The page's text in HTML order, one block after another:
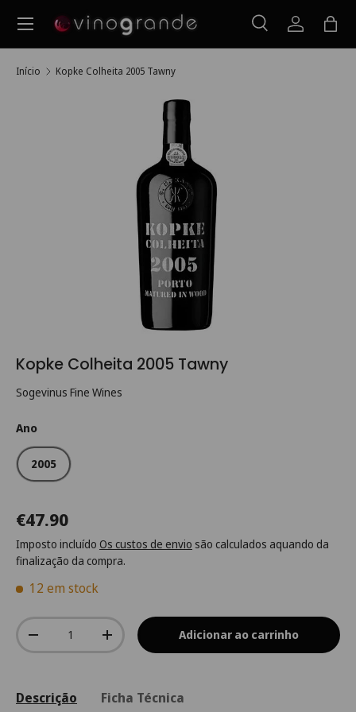
Ir para o conteúdo
Pesquisar
PesquisarIniciarSaco
Menu
Início Kopke Colheita 2005 Tawny
Kopke Colheita 2005 Tawny
Sogevinus Fine Wines
Ano
2005
€47.90
Imposto incluído Os custos de envio são calculados aquando da
finalização da compra.
12 em stock
Qtd.
-
+ Adicionar ao carrinho
Descrição Ficha Técnica